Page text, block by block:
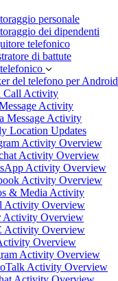
personale
dei dipendenti
telefonico
di battute
del telefono per Android
Call Activity
Activity
Message Activity
Location Updates
Activity Overview
Activity Overview
Activity Overview
Activity Overview
& Media Activity
Activity Overview
Activity Overview
Activity Overview
Overview
Activity Overview
Activity Overview